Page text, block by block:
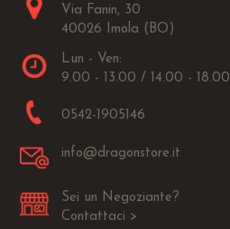
Via Fanin, 30
40026 Imola (BO)
Lun - Ven:
9.00 - 13.00 / 14.00 - 18.00
0542-1905146
info@dragonstore.it
Sei un Negoziante?
Contattaci >